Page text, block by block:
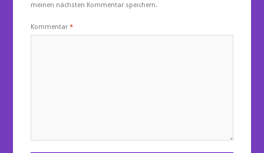
meinen nächsten Kommentar speichern.
Kommentar*